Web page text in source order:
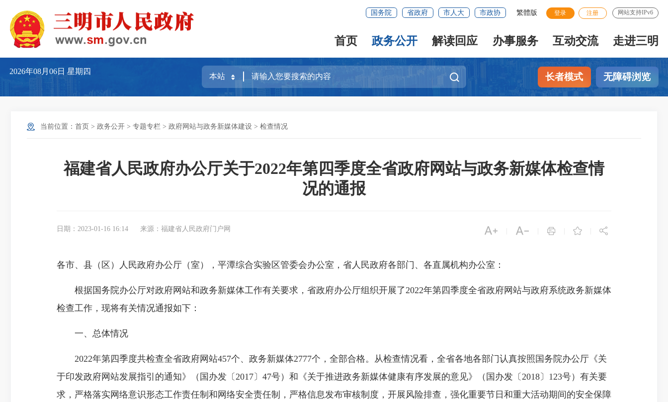
国务院 省政府 市人大 市政协 繁體版 登录 注册 网站支持IPv6
首页 政务公开 解读回应 办事服务 互动交流 走进三明
2026年08月06日星期四
长者模式 无障碍浏览
当前位置： 首页 > 政务公开 > 专题专栏 > 政府网站与政务新媒体建设 > 检查情况
福建省人民政府办公厅关于2022年第四季度全省政府网站与政务新媒体检查情
况的通报
日期：2023-01-16 16:14 来源：福建省人民政府门户网     
各市、县（区）人民政府办公厅（室），平潭综合实验区管委会办公室，省人民政府各部门、各直属机构办公室：
根据国务院办公厅对政府网站和政务新媒体工作有关要求，省政府办公厅组织开展了2022年第四季度全省政府网站与政府系统政务新媒体
检查工作，现将有关情况通报如下：
一、总体情况
2022年第四季度共检查全省政府网站457个、政务新媒体2777个，全部合格。从检查情况看，全省各地各部门认真按照国务院办公厅《关
于印发政府网站发展指引的通知》（国办发〔2017〕47号）和《关于推进政务新媒体健康有序发展的意见》（国办发〔2018〕123号）有关要
求，严格落实网络意识形态工作责任制和网络安全责任制，严格信息发布审核制度，开展风险排查，强化重要节日和重大活动期间的安全保障